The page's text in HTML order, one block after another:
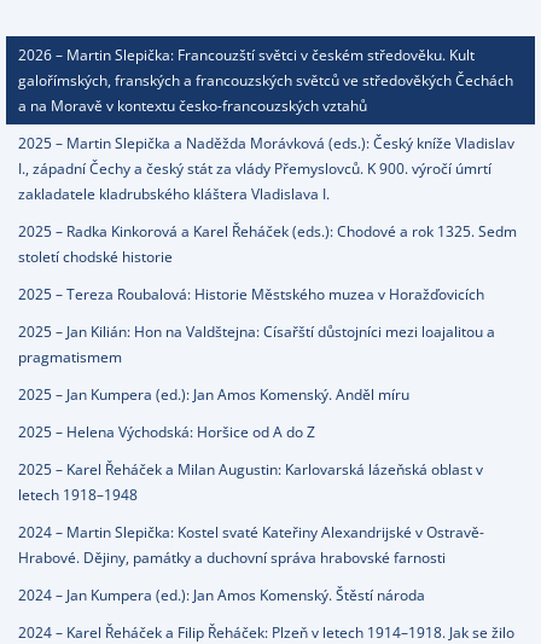
2026 – Martin Slepička: Francouzští světci v českém středověku. Kult
galořímských, franských a francouzských světců ve středověkých Čechách
a na Moravě v kontextu česko-francouzských vztahů
2025 – Martin Slepička a Naděžda Morávková (eds.): Český kníže Vladislav
I., západní Čechy a český stát za vlády Přemyslovců. K 900. výročí úmrtí
zakladatele kladrubského kláštera Vladislava I.
2025 – Radka Kinkorová a Karel Řeháček (eds.): Chodové a rok 1325. Sedm
století chodské historie
2025 – Tereza Roubalová: Historie Městského muzea v Horažďovicích
2025 – Jan Kilián: Hon na Valdštejna: Císařští důstojníci mezi loajalitou a
pragmatismem
2025 – Jan Kumpera (ed.): Jan Amos Komenský. Anděl míru
2025 – Helena Východská: Horšice od A do Z
2025 – Karel Řeháček a Milan Augustin: Karlovarská lázeňská oblast v
letech 1918–1948
2024 – Martin Slepička: Kostel svaté Kateřiny Alexandrijské v Ostravě-
Hrabové. Dějiny, památky a duchovní správa hrabovské farnosti
2024 – Jan Kumpera (ed.): Jan Amos Komenský. Štěstí národa
2024 – Karel Řeháček a Filip Řeháček: Plzeň v letech 1914–1918. Jak se žilo